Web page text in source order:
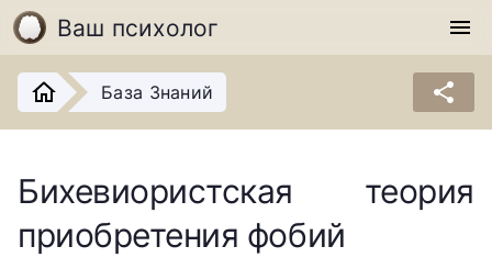
Ваш психолог menu
База Знаний share
Бихевиористская теория
приобретения фобий